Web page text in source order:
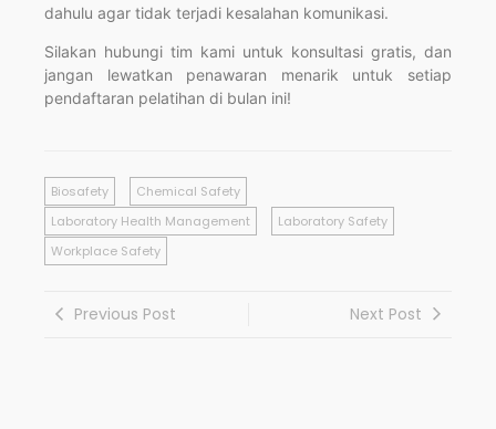
dahulu agar tidak terjadi kesalahan komunikasi.
Silakan hubungi tim kami untuk konsultasi gratis, dan
jangan lewatkan penawaran menarik untuk setiap
pendaftaran pelatihan di bulan ini!
Biosafety
Chemical Safety
Laboratory Health Management
Laboratory Safety
Workplace Safety
Previous Post Next Post